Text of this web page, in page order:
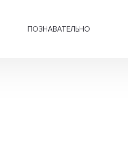
ПОЗНАВАТЕЛЬНО